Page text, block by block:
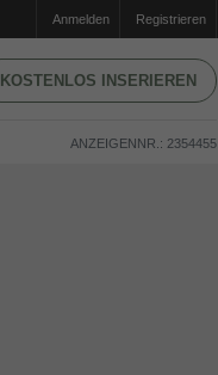
Anmelden Registrieren
KOSTENLOS INSERIEREN
ANZEIGENNR.: 2354455